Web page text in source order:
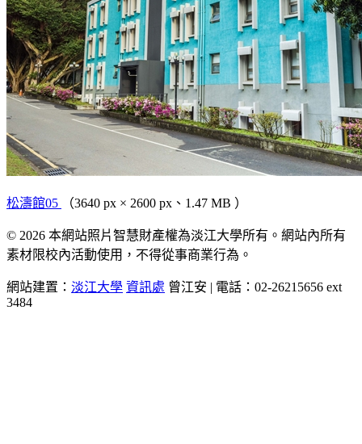
松濤館05 （3640 px × 2600 px、1.47 MB ）
© 2026 本網站照片智慧財產權為淡江大學所有。網站內所有
素材限校內活動使用，不得從事商業行為。
網站建置： 淡江大學 資訊處 曾江安 | 電話：02-26215656 ext
3484